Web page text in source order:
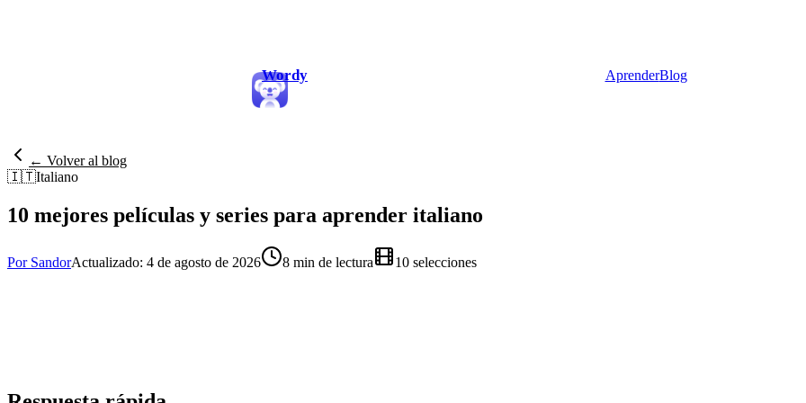
Wordy AprenderBlog
← Volver al blog
🇮🇹Italiano
10 mejores películas y series para aprender italiano
Por SandorActualizado: 4 de agosto de 2026 8 min de lectura 10 selecciones